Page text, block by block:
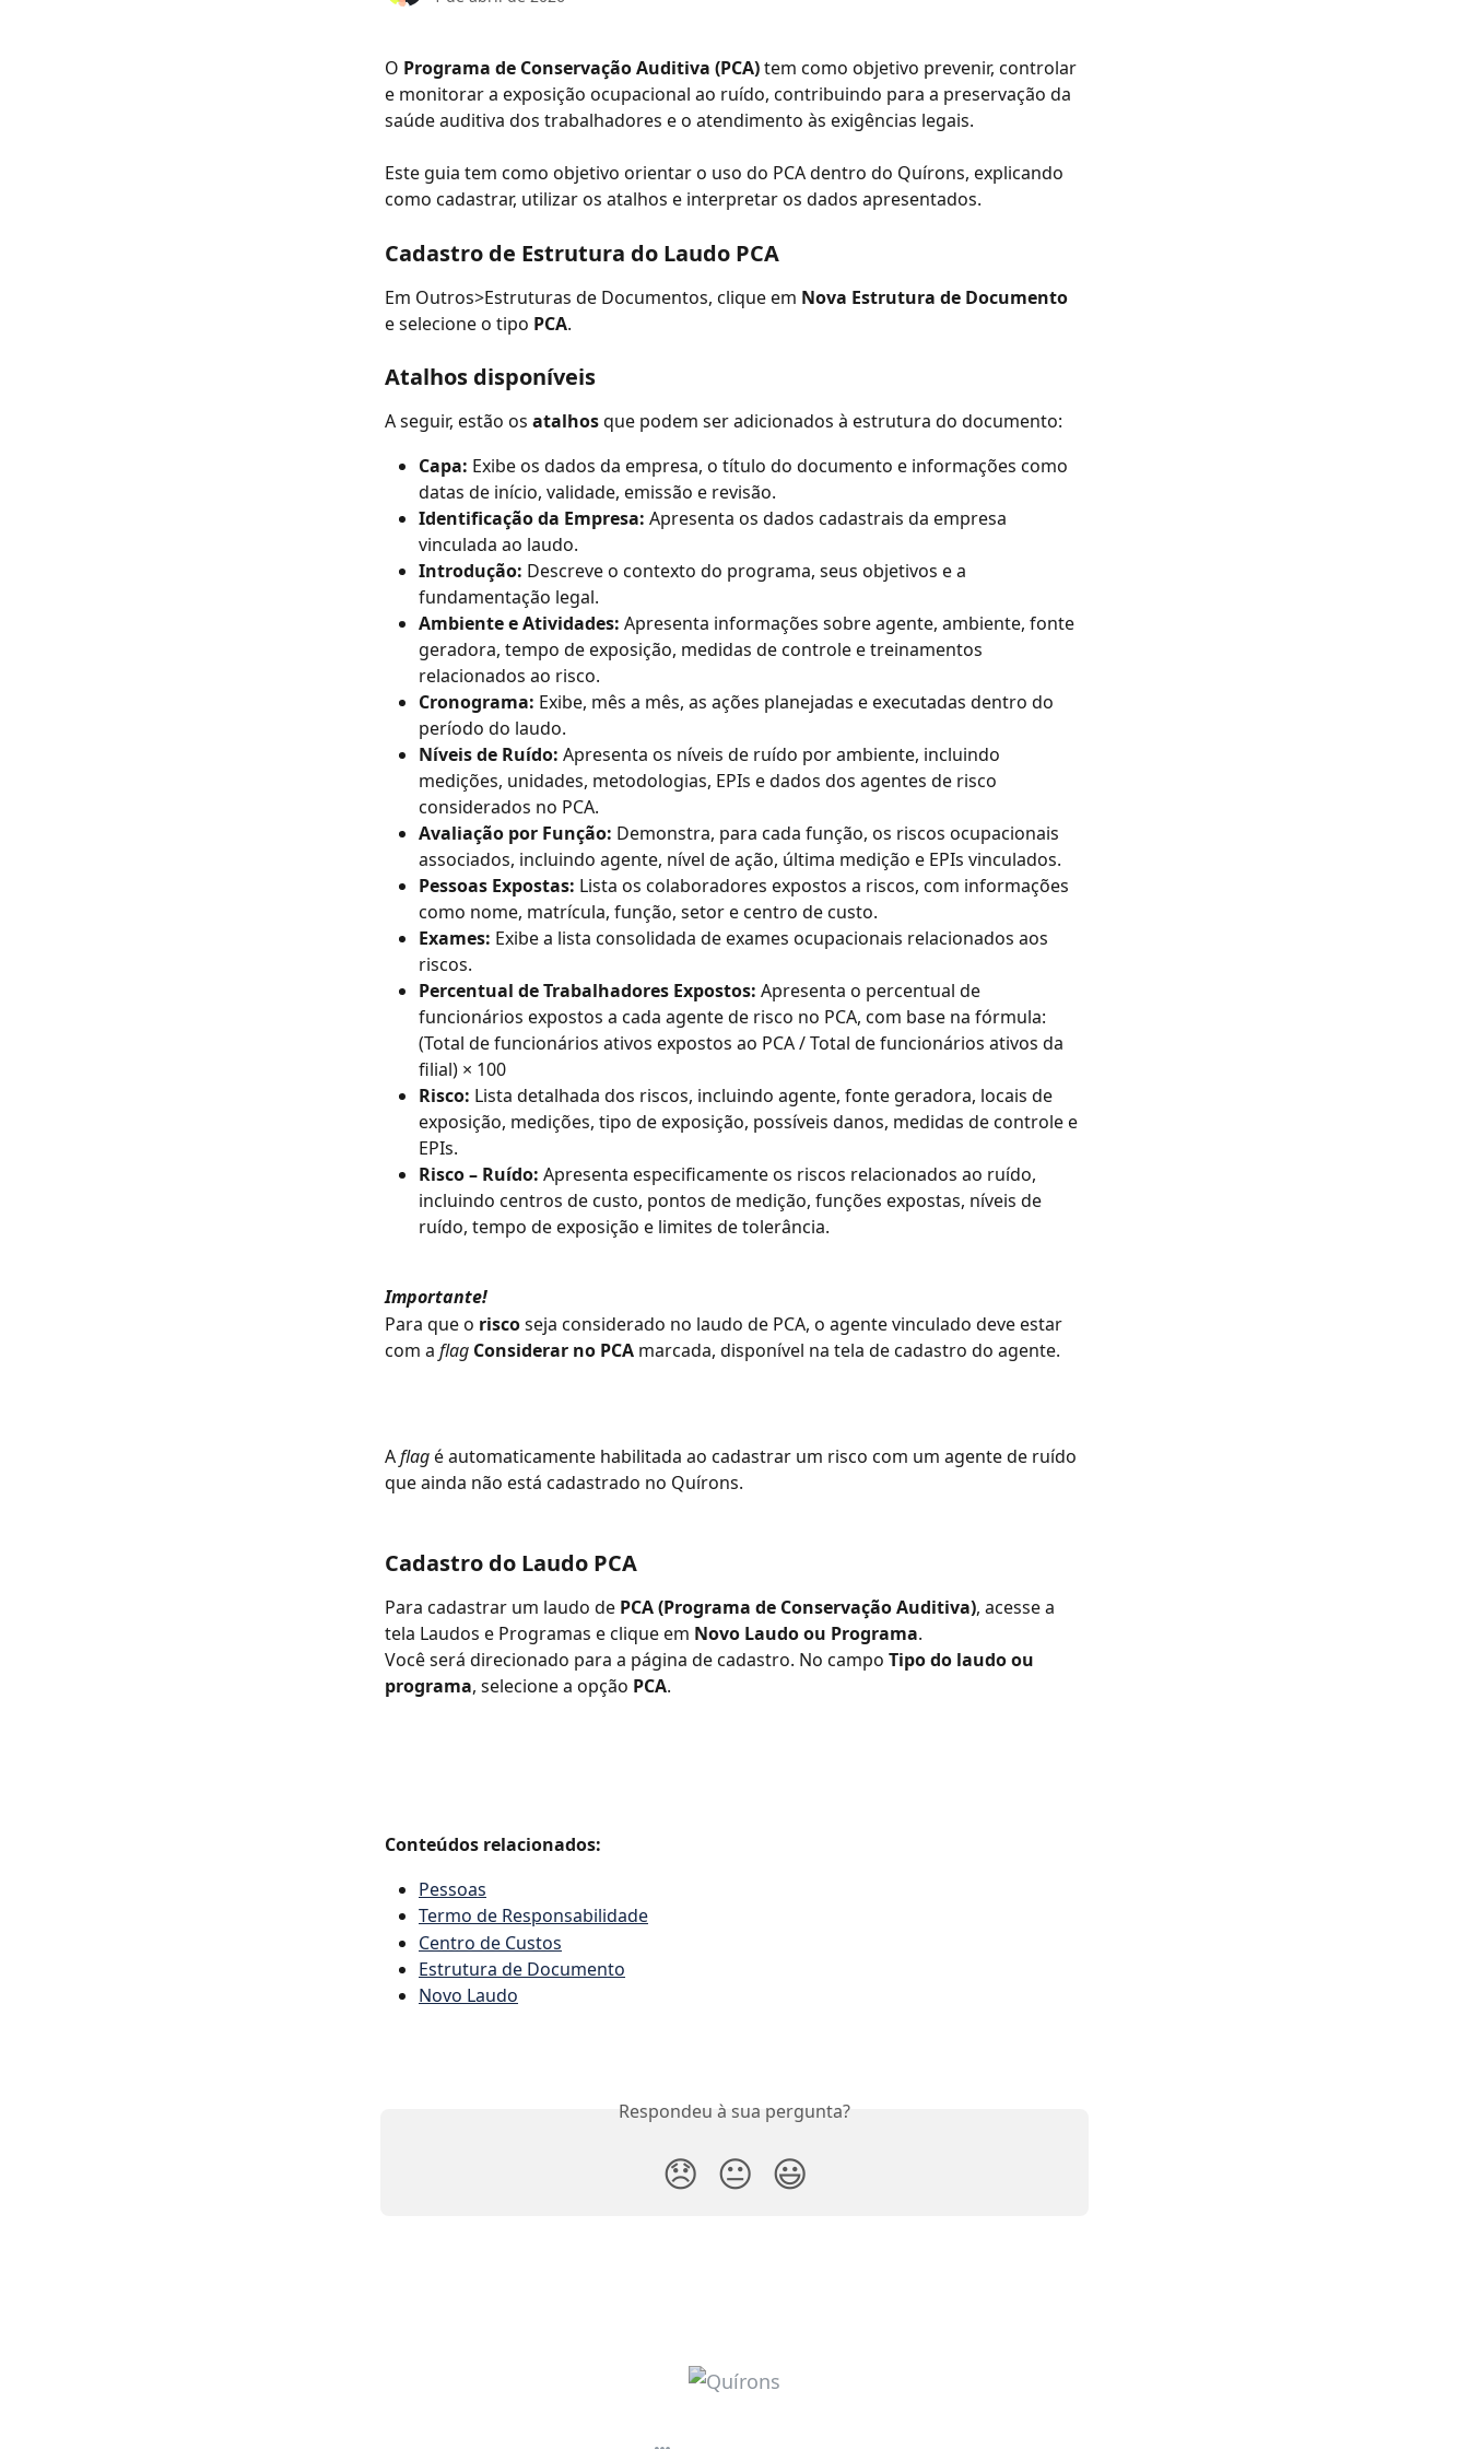
O Programa de Conservação Auditiva (PCA) tem como objetivo prevenir, controlar
e monitorar a exposição ocupacional ao ruído, contribuindo para a preservação da
saúde auditiva dos trabalhadores e o atendimento às exigências legais.
Este guia tem como objetivo orientar o uso do PCA dentro do Quírons, explicando
como cadastrar, utilizar os atalhos e interpretar os dados apresentados.
Cadastro de Estrutura do Laudo PCA
Em Outros>Estruturas de Documentos, clique em Nova Estrutura de Documento
e selecione o tipo PCA.
Atalhos disponíveis
A seguir, estão os atalhos que podem ser adicionados à estrutura do documento:
Capa: Exibe os dados da empresa, o título do documento e informações como
datas de início, validade, emissão e revisão.
Identificação da Empresa: Apresenta os dados cadastrais da empresa
vinculada ao laudo.
Introdução: Descreve o contexto do programa, seus objetivos e a
fundamentação legal.
Ambiente e Atividades: Apresenta informações sobre agente, ambiente, fonte
geradora, tempo de exposição, medidas de controle e treinamentos
relacionados ao risco.
Cronograma: Exibe, mês a mês, as ações planejadas e executadas dentro do
período do laudo.
Níveis de Ruído: Apresenta os níveis de ruído por ambiente, incluindo
medições, unidades, metodologias, EPIs e dados dos agentes de risco
considerados no PCA.
Avaliação por Função: Demonstra, para cada função, os riscos ocupacionais
associados, incluindo agente, nível de ação, última medição e EPIs vinculados.
Pessoas Expostas: Lista os colaboradores expostos a riscos, com informações
como nome, matrícula, função, setor e centro de custo.
Exames: Exibe a lista consolidada de exames ocupacionais relacionados aos
riscos.
Percentual de Trabalhadores Expostos: Apresenta o percentual de
funcionários expostos a cada agente de risco no PCA, com base na fórmula:
(Total de funcionários ativos expostos ao PCA / Total de funcionários ativos da
filial) × 100
Risco: Lista detalhada dos riscos, incluindo agente, fonte geradora, locais de
exposição, medições, tipo de exposição, possíveis danos, medidas de controle e
EPIs.
Risco – Ruído: Apresenta especificamente os riscos relacionados ao ruído,
incluindo centros de custo, pontos de medição, funções expostas, níveis de
ruído, tempo de exposição e limites de tolerância.
Importante!
Para que o risco seja considerado no laudo de PCA, o agente vinculado deve estar
com a flag Considerar no PCA marcada, disponível na tela de cadastro do agente.
A flag é automaticamente habilitada ao cadastrar um risco com um agente de ruído
que ainda não está cadastrado no Quírons.
Cadastro do Laudo PCA
Para cadastrar um laudo de PCA (Programa de Conservação Auditiva), acesse a
tela Laudos e Programas e clique em Novo Laudo ou Programa.
Você será direcionado para a página de cadastro. No campo Tipo do laudo ou
programa, selecione a opção PCA.
Conteúdos relacionados:
Pessoas
Termo de Responsabilidade
Centro de Custos
Estrutura de Documento
Novo Laudo
Respondeu à sua pergunta?
😞 😐 😃